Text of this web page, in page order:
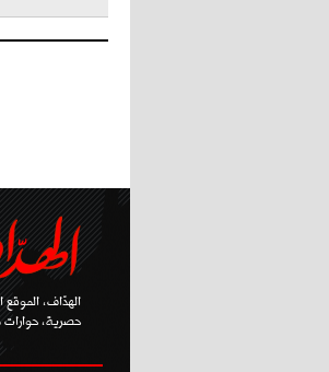
الهدّاف، الموقع
حصرية، حوارات